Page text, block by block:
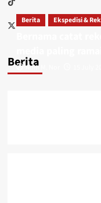
Berita
Berita Ekspedisi &
Adin M. Nor